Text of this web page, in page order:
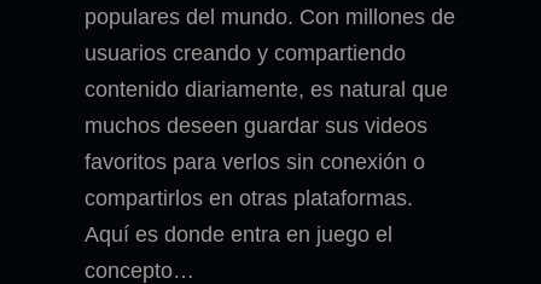
populares del mundo. Con millones de
usuarios creando y compartiendo
contenido diariamente, es natural que
muchos deseen guardar sus videos
favoritos para verlos sin conexión o
compartirlos en otras plataformas.
Aquí es donde entra en juego el
concepto…